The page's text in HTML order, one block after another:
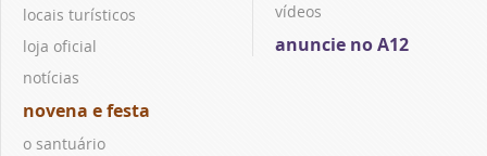
locais turísticos
loja oficial
notícias
novena e festa
o santuário
vídeos
anuncie no A12